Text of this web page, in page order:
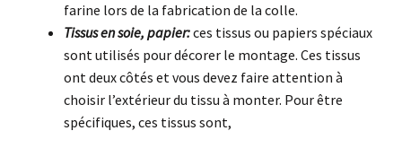
farine lors de la fabrication de la colle.
Tissus en soie, papier:ces tissus ou papiers spéciaux
sont utilisés pour décorer le montage. Ces tissus
ont deux côtés et vous devez faire attention à
choisir l’extérieur du tissu à monter. Pour être
spécifiques, ces tissus sont,